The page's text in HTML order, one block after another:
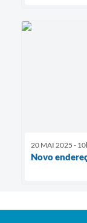
20 MAI 2025 -
Novo